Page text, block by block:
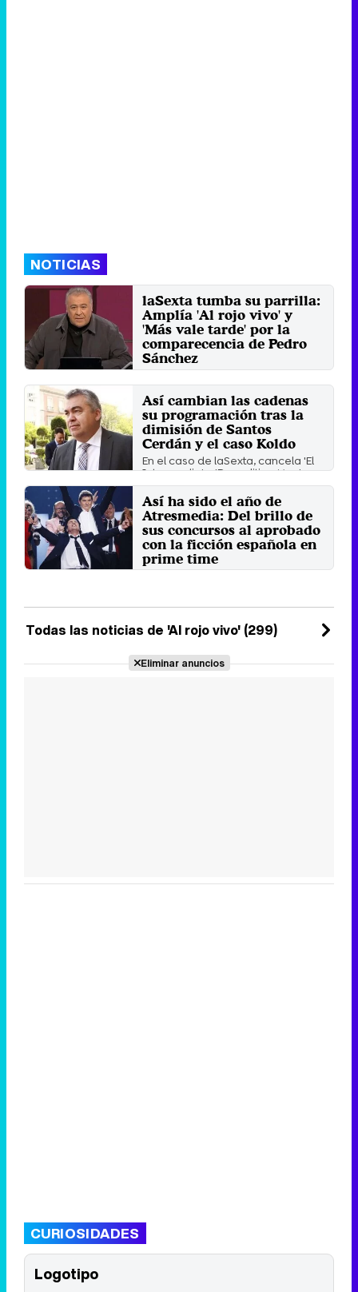
NOTICIAS
laSexta tumba su parrilla:
Amplía 'Al rojo vivo' y
'Más vale tarde' por la
comparecencia de Pedro
Sánchez
La cadena ha cancelado la
reposición de 'Aruser@s' y la
emisión de 'Zapeando' por la ...
Miércoles 9 Julio 2025 12:08 (hace 1
minuto)
Así cambian las cadenas
su programación tras la
dimisión de Santos
Cerdán y el caso Koldo
En el caso de laSexta, cancela 'El
Intermedio' y 'Demolition Man'
para analizar las ...
Jueves 12 Junio 2025 17:41 (hace 12
minutos)
Así ha sido el año de
Atresmedia: Del brillo de
sus concursos al aprobado
con la ficción española en
prime time
Todas las noticias de 'Al rojo vivo' (299)
Eliminar anuncios
CURIOSIDADES
Logotipo